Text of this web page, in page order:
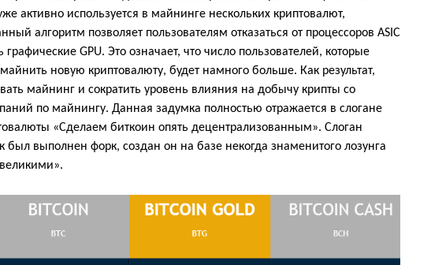
активно используется в майнинге нескольких криптовалют,
алгоритм позволяет пользователям отказаться от процессоров ASIC
графические GPU. Это означает, что число пользователей, которые
новую криптовалюту, будет намного больше. Как результат,
майнинг и сократить уровень влияния на добычу крипты со
по майнингу. Данная задумка полностью отражается в слогане
«Сделаем биткоин опять децентрализованным». Слоган
был выполнен форк, создан он на базе некогда знаменитого лозунга